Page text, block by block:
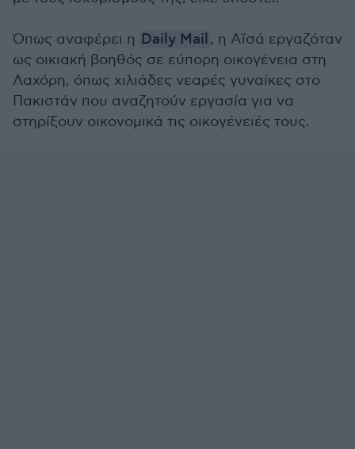
Όπως αναφέρει η Daily Mail, η Αϊσά εργαζόταν
ως οικιακή βοηθός σε εύπορη οικογένεια στη
Λαχόρη, όπως χιλιάδες νεαρές γυναίκες στο
Πακιστάν που αναζητούν εργασία για να
στηρίξουν οικονομικά τις οικογένειές τους.